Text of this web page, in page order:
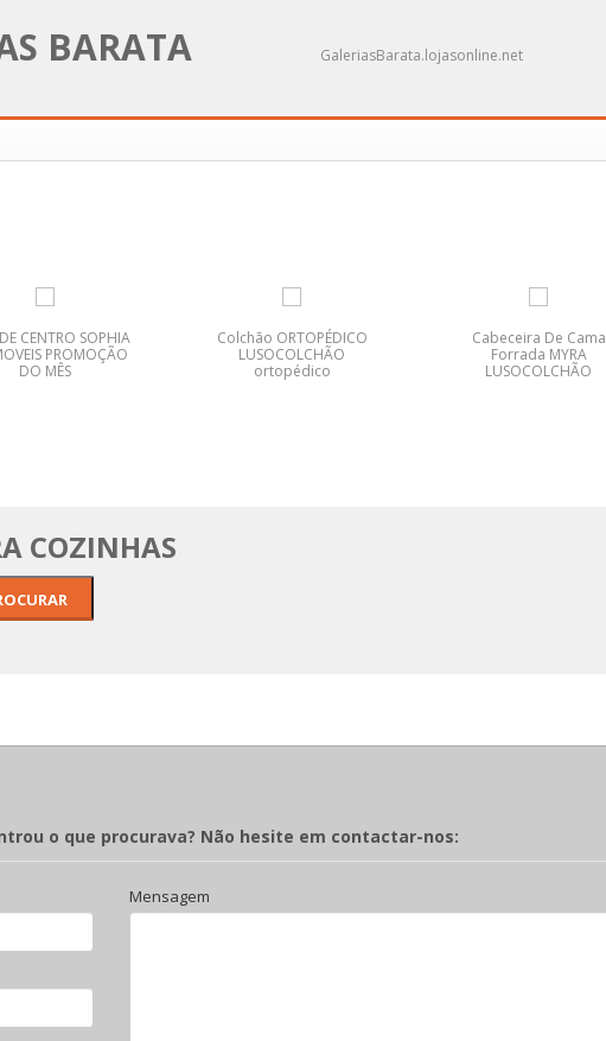
BARATA GaleriasBarata.lojasonline.net
CENTRO SOPHIA
PROMOÇÃO
DO MÊS
Colchão ORTOPÉDICO
LUSOCOLCHÃO
ortopédico
Cabeceira De Cama
Forrada MYRA
LUSOCOLCHÃO
COZINHAS
o que procurava? Não hesite em contactar-nos:
Mensagem